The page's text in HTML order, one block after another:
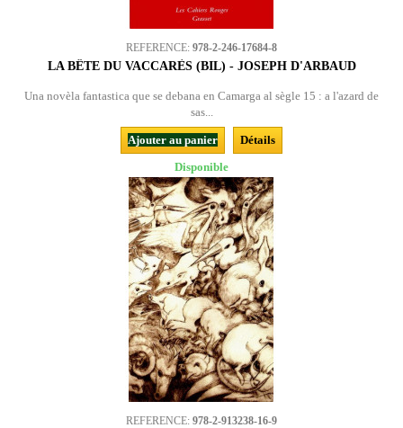
REFERENCE: 978-2-246-17684-8
LA BÊTE DU VACCARÈS (BIL) - JOSEPH D'ARBAUD
Una novèla fantastica que se debana en Camarga al sègle 15 : a l'azard de
sas...
Ajouter au panier
Détails
Disponible
REFERENCE: 978-2-913238-16-9